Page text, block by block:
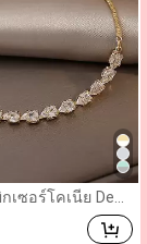
เซอร์โคเนีย Dec